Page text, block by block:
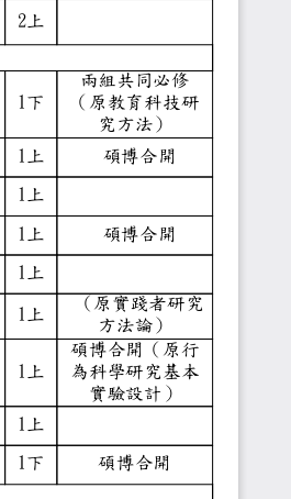
2上
低修習6學分）
1下
兩組共同必修
（原教育科技研
究方法）
1上  碩博合開
1上
1上  碩博合開
1上
1上
 （原實踐者研究
方法論）
1上
碩博合開（原行
為科學研究基本
實驗設計）
1上
1下 碩博合開